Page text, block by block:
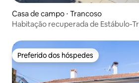
Casa de campo ⋅ Trancoso
Habitação recuperada de Estábulo-
Preferido dos hóspedes
Preferido dos hóspedes